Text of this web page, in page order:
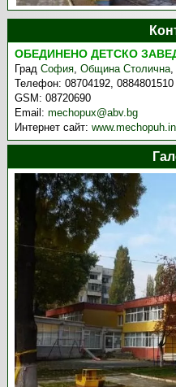
ОБЕДИНЕНО ДЕТСКО
ГрадСофия,Община Столична
Телефон:08704192, 0884801510
GSM:08720690
Email:mechopux@abv.bg
Интернет сайт: